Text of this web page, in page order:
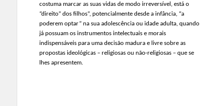
costuma marcar as suas vidas de modo irreversível, está o
“direito” dos filhos”, potencialmente desde a infância, “a
poderem optar” na sua adolescência ou idade adulta, quando
já possuam os instrumentos intelectuais e morais
indispensáveis para uma decisão madura e livre sobre as
propostas ideológicas – religiosas ou não-religiosas – que se
lhes apresentem.